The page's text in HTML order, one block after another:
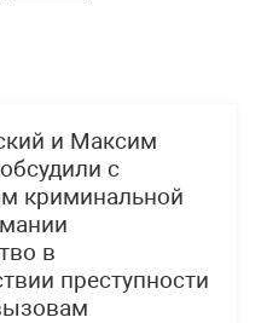
и Максим
с
криминальной
в
преступности